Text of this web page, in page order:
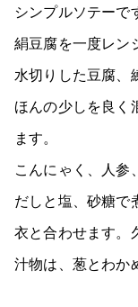
シンプルソテーで
絹豆腐を一度レン
水切りした豆腐、
ほんの少しを良く
ます。
こんにゃく、人参
だしと塩、砂糖で
衣と合わせます。
汁物は、葱とわか